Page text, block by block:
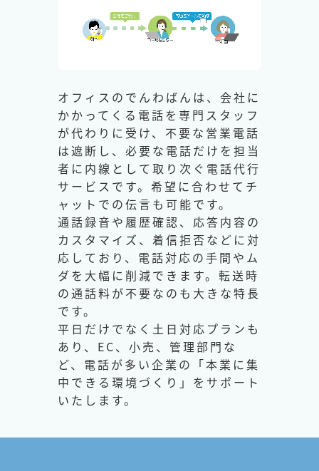
オフィスのでんわばんは、会社に
かかってくる電話を専門スタッフ
が代わりに受け、不要な営業電話
は遮断し、必要な電話だけを担当
者に内線として取り次ぐ電話代行
サービスです。希望に合わせてチ
ャットでの伝言も可能です。
通話録音や履歴確認、応答内容の
カスタマイズ、着信拒否などに対
応しており、電話対応の手間やム
ダを大幅に削減できます。転送時
の通話料が不要なのも大きな特長
です。
平日だけでなく土日対応プランも
あり、EC、小売、管理部門な
ど、電話が多い企業の「本業に集
中できる環境づくり」をサポート
いたします。